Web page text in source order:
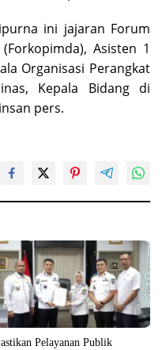
ini jajaran Forum
Asisten 1
Organisasi Perangkat
Kepala Bidang di
pers.
Pelayanan Publik